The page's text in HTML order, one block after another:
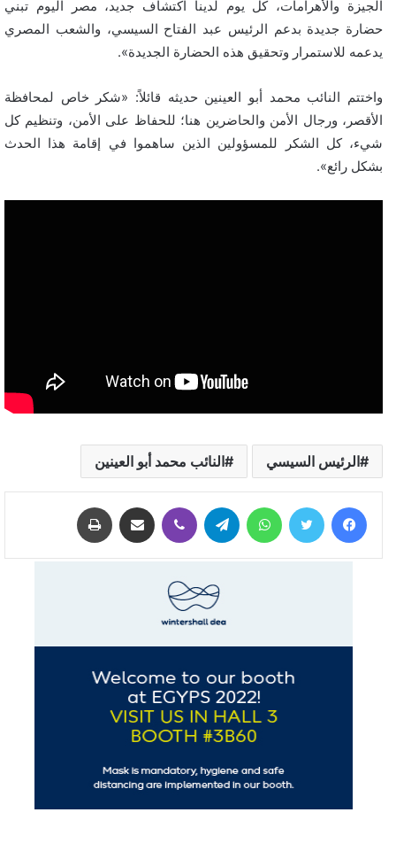
الجيزة والأهرامات، كل يوم لدينا اكتشاف جديد، مصر اليوم تبني
حضارة جديدة بدعم الرئيس عبد الفتاح السيسي، والشعب المصري
يدعمه للاستمرار وتحقيق هذه الحضارة الجديدة».
واختتم النائب محمد أبو العينين حديثه قائلاً: «شكر خاص لمحافظة
الأقصر، ورجال الأمن والحاضرين هنا؛ للحفاظ على الأمن، وتنظيم كل
شيء، كل الشكر للمسؤولين الذين ساهموا في إقامة هذا الحدث
بشكل رائع».
الرئيس السيسي النائب محمد أبو العينين
فيسبوك تويتر واتساب تيلقرام ڤايبر مشاركة عبر البريد